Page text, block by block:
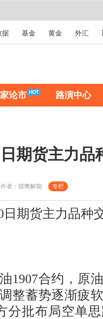
据 基金 黄金 外汇
论市 路演中心
期货主力品
作者：猎鹰解期 专栏
期货主力品种
合约，原
整蓄势逐渐疲
分批布局空单